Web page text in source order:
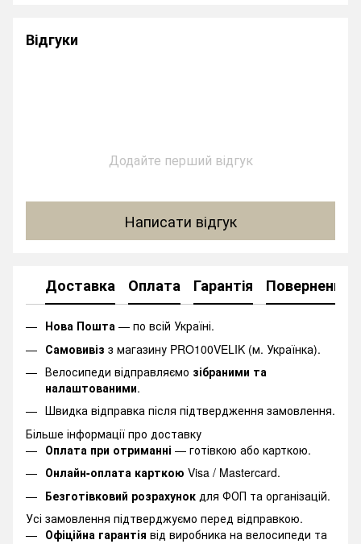
Відгуки
Додайте перший відгук
Написати відгук
Доставка Оплата Гарантія Повернення
Нова Пошта — по всій Україні.
Самовивіз з магазину PRO100VELIK (м. Українка).
Велосипеди відправляємо зібраними та
налаштованими.
Швидка відправка після підтвердження замовлення.
Більше інформації про доставку
Оплата при отриманні — готівкою або карткою.
Онлайн-оплата карткою Visa / Mastercard.
Безготівковий розрахунок для ФОП та організацій.
Усі замовлення підтверджуємо перед відправкою.
Офіційна гарантія від виробника на велосипеди та